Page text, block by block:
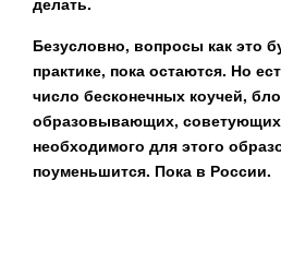
Безусловно, вопросы как это
практике, пока остаются. Но
число бесконечных коучей,
образовывающих,
необходимого для этого
поуменьшится. Пока в России.